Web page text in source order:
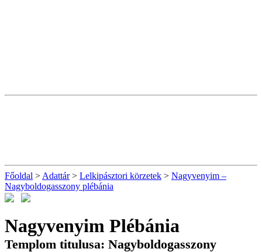
Főoldal > Adattár> Lelkipásztori körzetek > Nagyvenyim –
Nagyboldogasszony plébánia
Nagyvenyim Plébánia
Templom titulusa: Nagyboldogasszony